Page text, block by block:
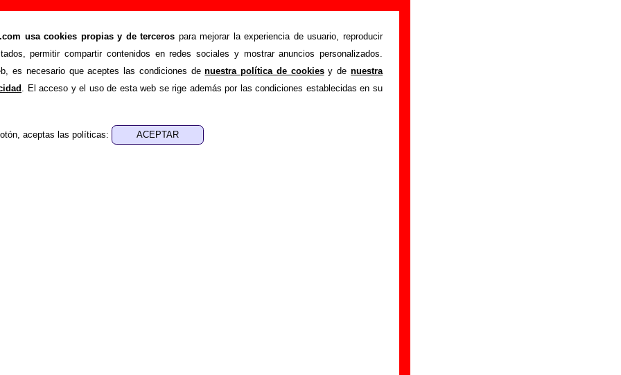
usa cookies propias y de terceros para mejorar la experiencia de usuario, reproducir
permitir compartir contenidos en redes sociales y mostrar anuncios personalizados.
es necesario que aceptes las condiciones denuestra política de cookiesy denuestra
. El acceso y el uso de esta web se rige además por las condiciones establecidas en su
aceptas las políticas:
- Añadir o corregir información
> Añadir
adicional, puedes enviar nueva información o corregir la existente mediante el
o escribiendo un e-mail a guialven@musicoscopio.com.Gracias por tu